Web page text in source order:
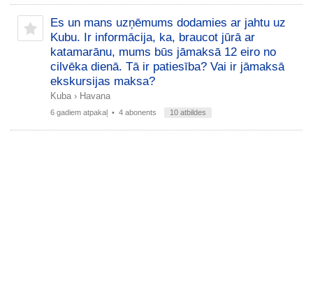
Es un mans uzņēmums dodamies ar jahtu uz
Kubu. Ir informācija, ka, braucot jūrā ar
katamarānu, mums būs jāmaksā 12 eiro no
cilvēka dienā. Tā ir patiesība? Vai ir jāmaksā
ekskursijas maksa?
Kuba › Havana
6 gadiem atpakaļ • 4 abonents 10 atbildes